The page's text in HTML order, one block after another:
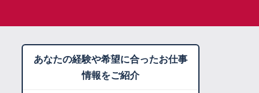
あなたの経験や希望に合ったお仕事
情報をご紹介